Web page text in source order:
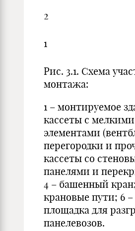
2
1
Рис. 3.1. Схема
монтажа:
1 – монтируемое
кассеты с
элементами
перегородки и
кассеты со
панелями и
4 – башенный
крановые пути; 6 –
площадка для
панелевозов.